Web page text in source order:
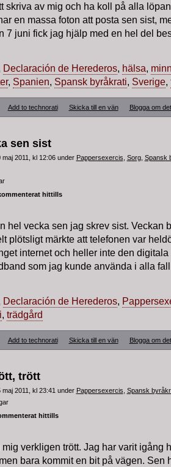
skriva av mig och ha koll på alla
en massa foton att posta sen sist,
7 juni fick jag hjälp med en hel del
Declaración de Herederos, hälsa,
, Spanien, Spansk byråkrati, Sverige,
Add to technorati Skicka till en vän Blogga om det
sen sist
maj 2011, kl 12:06 under Pappersexercis Sorg, Spansk
hittills
hel vecka sen jag skrev sist. Veckan
plötsligt märkte att telefonen var
internet och heller inte den digitala
som jag kunde använda i alla
Declaración de Herederos,
trädgård
Add to technorati Skicka till en vän Blogga om det
trött
maj 2011, kl 23:41 under Pappersexercis Spansk
hittills
verkligen trött. Jag har varit igång
bara kommit en bit på vägen. Sen